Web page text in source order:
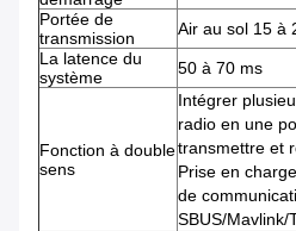
Portée de
transmission
Air au sol 15 à
La latence du
système
50 à 70 ms
Fonction à double
sens
Intégrer
radio en une
transmettre et
Prise en
de
SBUS/Mavlink/